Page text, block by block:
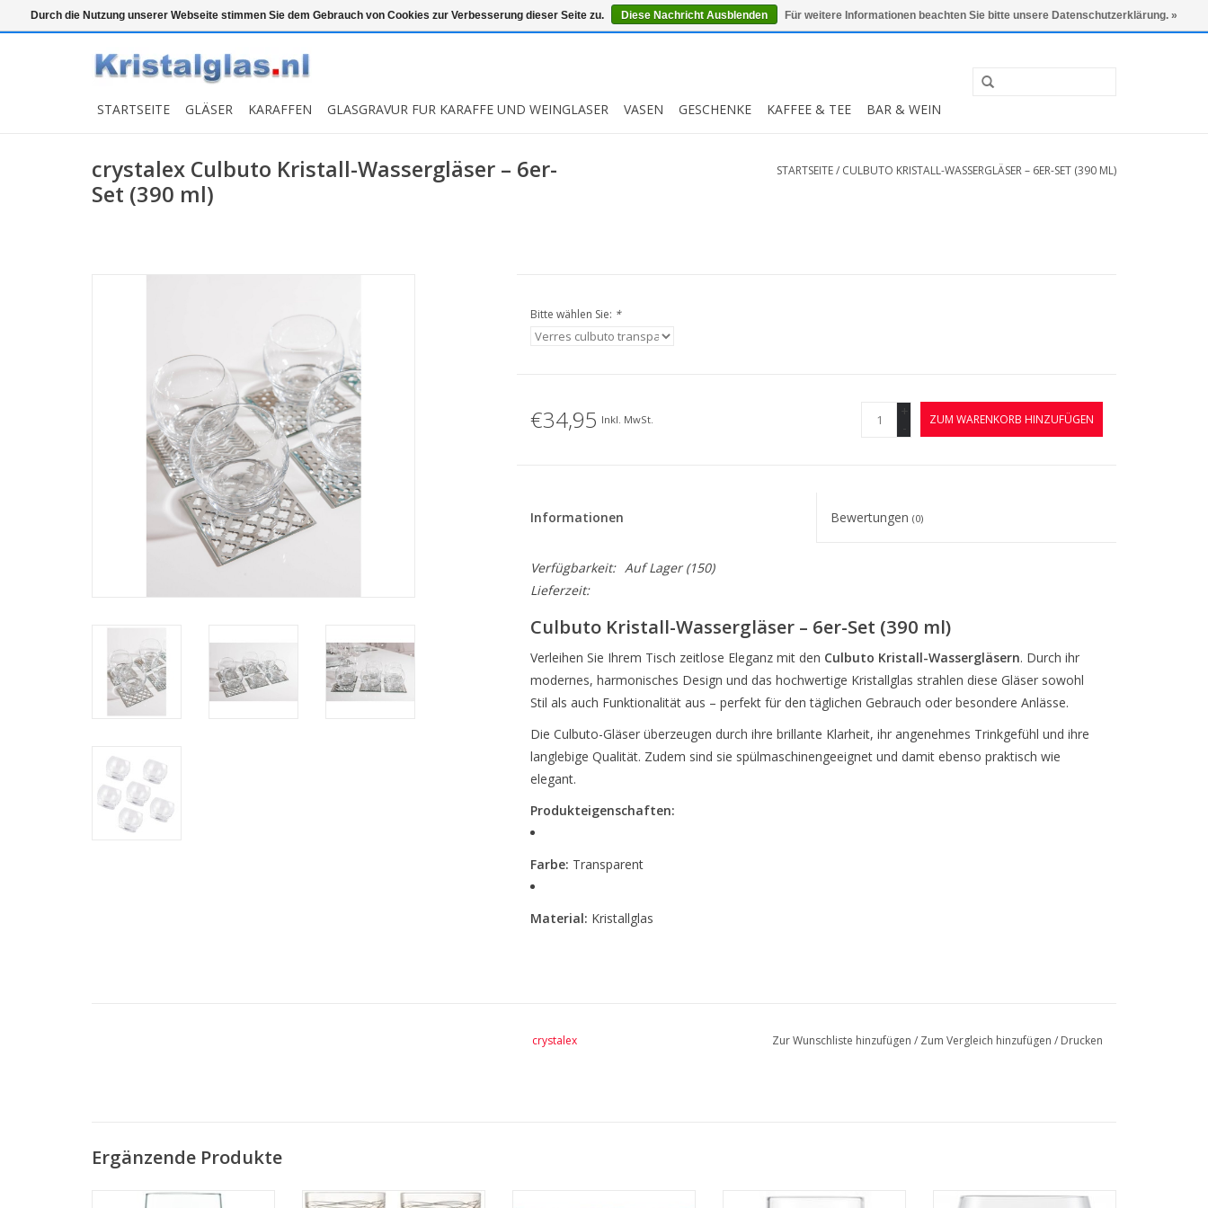
Top klasse Snelle levering Graveren 0 Artikel - €0,00 Mein Konto / Kundenkonto anlegen
STARTSEITE GLÄSER KARAFFEN GLASGRAVUR FUR KARAFFE UND WEINGLASER VASEN GESCHENKE KAFFEE & TEE BAR & WEIN
crystalex Culbuto Kristall-Wassergläser – 6er-
Set (390 ml)
STARTSEITE/ CULBUTO KRISTALL-WASSERGLÄSER – 6ER-SET (390 ML)
Bitte wählen Sie: *
€34,95 Inkl. MwSt.
+
-
ZUM WARENKORB HINZUFÜGEN
Informationen Bewertungen(0)
Verfügbarkeit: Auf Lager(150)
Lieferzeit:
Culbuto Kristall-Wassergläser – 6er-Set (390 ml)
Verleihen Sie Ihrem Tisch zeitlose Eleganz mit den Culbuto Kristall-Wassergläsern. Durch ihr
modernes, harmonisches Design und das hochwertige Kristallglas strahlen diese Gläser sowohl
Stil als auch Funktionalität aus – perfekt für den täglichen Gebrauch oder besondere Anlässe.
Die Culbuto-Gläser überzeugen durch ihre brillante Klarheit, ihr angenehmes Trinkgefühl und ihre
langlebige Qualität. Zudem sind sie spülmaschinengeeignet und damit ebenso praktisch wie
elegant.
Produkteigenschaften:
Farbe: Transparent
Material: Kristallglas
crystalex Zur Wunschliste hinzufügen / Zum Vergleich hinzufügen / Drucken
Ergänzende Produkte
Cellar Wasserglas Hoch 525 ml
Cocoon Trinkwassergläser 325
Het Convention Waterglas van
Het Waterglas uit de Vervino
Durch die Nutzung unserer Webseite stimmen Sie dem Gebrauch von Cookies zur Verbesserung dieser Seite zu. Diese Nachricht Ausblenden Für weitere Informationen beachten Sie bitte unsere Datenschutzerklärung. »